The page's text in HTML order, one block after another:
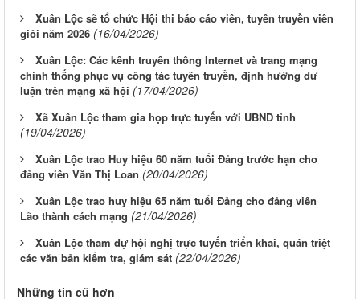
Xuân Lộc sẽ tổ chức Hội thi báo cáo viên, tuyên truyền viên
giỏi năm 2026 (16/04/2026)
Xuân Lộc: Các kênh truyền thông Internet và trang mạng
chính thống phục vụ công tác tuyên truyền, định hướng dư
luận trên mạng xã hội (17/04/2026)
Xã Xuân Lộc tham gia họp trực tuyến với UBND tỉnh
(19/04/2026)
Xuân Lộc trao Huy hiệu 60 năm tuổi Đảng trước hạn cho
đảng viên Văn Thị Loan (20/04/2026)
Xuân Lộc trao huy hiệu 65 năm tuổi Đảng cho đảng viên
Lão thành cách mạng (21/04/2026)
Xuân Lộc tham dự hội nghị trực tuyến triển khai, quán triệt
các văn bản kiểm tra, giám sát (22/04/2026)
Những tin cũ hơn